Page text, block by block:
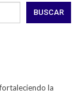
BUSCAR
la